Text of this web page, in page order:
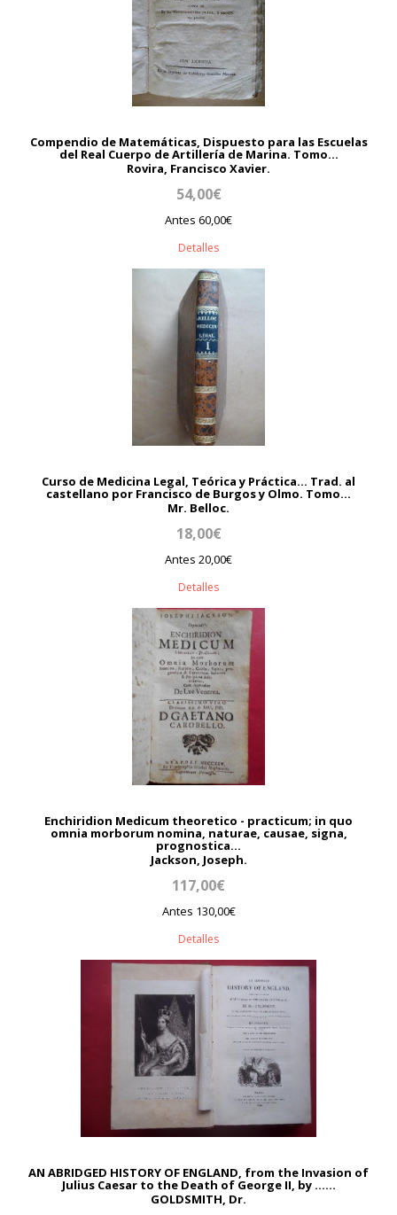
Compendio de Matemáticas, Dispuesto para las Escuelas
del Real Cuerpo de Artillería de Marina. Tomo...
Rovira, Francisco Xavier.
54,00€
Antes 60,00€
Detalles
Curso de Medicina Legal, Teórica y Práctica... Trad. al
castellano por Francisco de Burgos y Olmo. Tomo...
Mr. Belloc.
18,00€
Antes 20,00€
Detalles
Enchiridion Medicum theoretico - practicum; in quo
omnia morborum nomina, naturae, causae, signa,
prognostica...
Jackson, Joseph.
117,00€
Antes 130,00€
Detalles
AN ABRIDGED HISTORY OF ENGLAND, from the Invasion of
Julius Caesar to the Death of George II, by ......
GOLDSMITH, Dr.